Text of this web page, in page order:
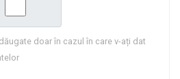
doar în cazul în care v-ați dat